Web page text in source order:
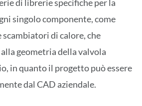
di librerie specifiche per la
singolo componente, come
di calore, che
geometria della valvola
in quanto il progetto può essere
dal CAD aziendale.